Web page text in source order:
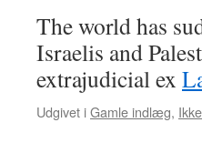
The world has
Israelis and
extrajudicial ex
Udgivet iGamle indlæg,